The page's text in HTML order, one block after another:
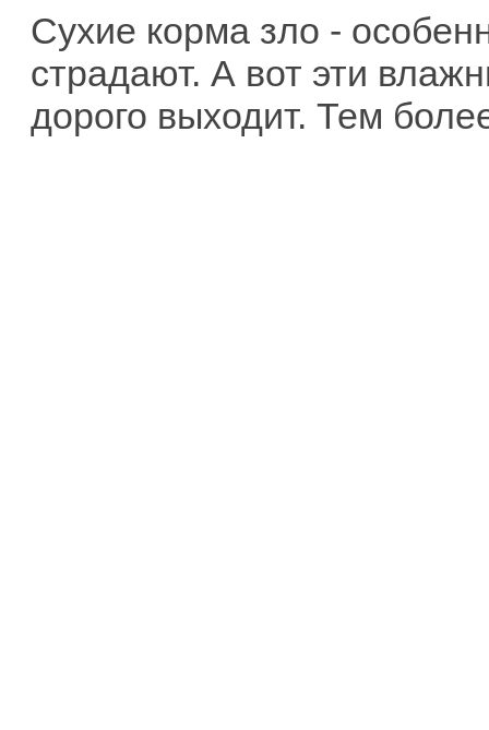
Сухие корма зло -
страдают. А вот эти
дорого выходит. Тем